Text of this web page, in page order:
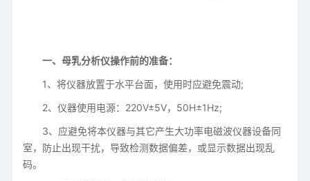
一、母乳分析仪操作前的准备：
1、将仪器放置于水平台面，使用时应避免震动;
2、仪器使用电源：220V±5V，50H±1Hz;
3、应避免将本仪器与其它产生大功率电磁波仪器设备同
室，防止出现干扰，导致检测数据偏差，或显示数据出现乱
码。